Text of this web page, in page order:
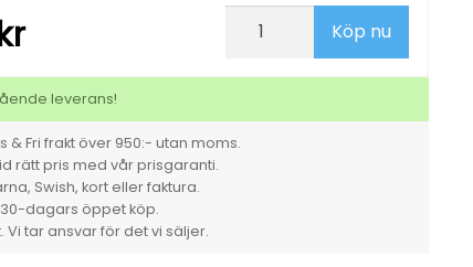
Engångshandske
Intco
Puderfri
M
mängd
Köp nu
leverans!
& Fri frakt över 950:- utan moms.
rätt pris med vår prisgaranti.
Swish, kort eller faktura.
30-dagars öppet köp.
Vi tar ansvar för det vi säljer.